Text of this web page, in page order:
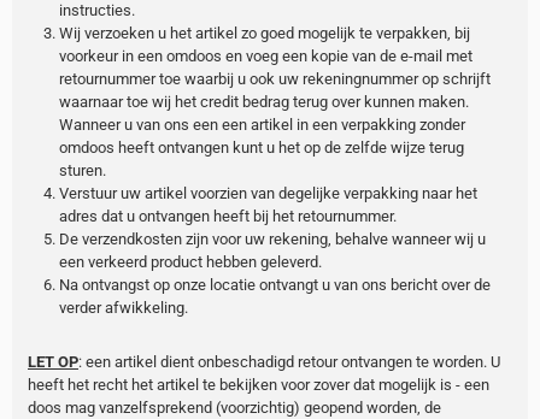
instructies.
Wij verzoeken u het artikel zo goed mogelijk te verpakken, bij
voorkeur in een omdoos en voeg een kopie van de e-mail met
retournummer toe waarbij u ook uw rekeningnummer op schrijft
waarnaar toe wij het credit bedrag terug over kunnen maken.
Wanneer u van ons een een artikel in een verpakking zonder
omdoos heeft ontvangen kunt u het op de zelfde wijze terug
sturen.
Verstuur uw artikel voorzien van degelijke verpakking naar het
adres dat u ontvangen heeft bij het retournummer.
De verzendkosten zijn voor uw rekening, behalve wanneer wij u
een verkeerd product hebben geleverd.
Na ontvangst op onze locatie ontvangt u van ons bericht over de
verder afwikkeling.
LET OP: een artikel dient onbeschadigd retour ontvangen te worden. U
heeft het recht het artikel te bekijken voor zover dat mogelijk is - een
doos mag vanzelfsprekend (voorzichtig) geopend worden, de